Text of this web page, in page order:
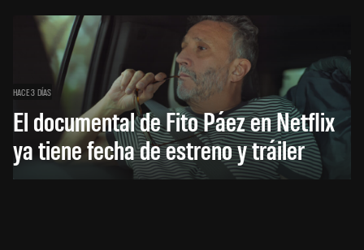
HACE 3 DÍAS
El documental de Fito Páez en Netflix
ya tiene fecha de estreno y tráiler